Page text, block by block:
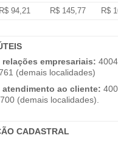
R$ 94,21 R$ 145,77 R$
relações empresariais:
(demais localidades)
atendimento ao cliente:
(demais localidades).
CADASTRAL